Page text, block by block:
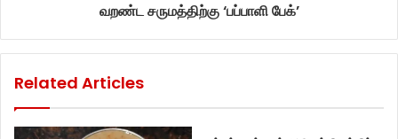
வறண்ட சருமத்திற்கு ‘பப்பாளி பேக்’
Related Articles